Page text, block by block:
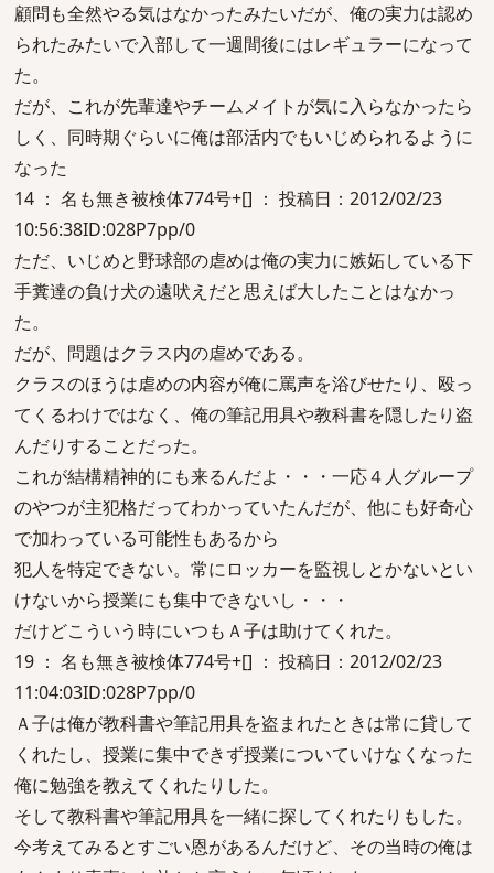
顧問も全然やる気はなかったみたいだが、俺の実力は認め
られたみたいで入部して一週間後にはレギュラーになって
た。
だが、これが先輩達やチームメイトが気に入らなかったら
しく、同時期ぐらいに俺は部活内でもいじめられるように
なった
14 ： 名も無き被検体774号+[] ： 投稿日：2012/02/23
10:56:38ID:028P7pp/0
ただ、いじめと野球部の虐めは俺の実力に嫉妬している下
手糞達の負け犬の遠吠えだと思えば大したことはなかっ
た。
だが、問題はクラス内の虐めである。
クラスのほうは虐めの内容が俺に罵声を浴びせたり、殴っ
てくるわけではなく、俺の筆記用具や教科書を隠したり盗
んだりすることだった。
これが結構精神的にも来るんだよ・・・一応４人グループ
のやつが主犯格だってわかっていたんだが、他にも好奇心
で加わっている可能性もあるから
犯人を特定できない。常にロッカーを監視しとかないとい
けないから授業にも集中できないし・・・
だけどこういう時にいつもＡ子は助けてくれた。
19 ： 名も無き被検体774号+[] ： 投稿日：2012/02/23
11:04:03ID:028P7pp/0
Ａ子は俺が教科書や筆記用具を盗まれたときは常に貸して
くれたし、授業に集中できず授業についていけなくなった
俺に勉強を教えてくれたりした。
そして教科書や筆記用具を一緒に探してくれたりもした。
今考えてみるとすごい恩があるんだけど、その当時の俺は